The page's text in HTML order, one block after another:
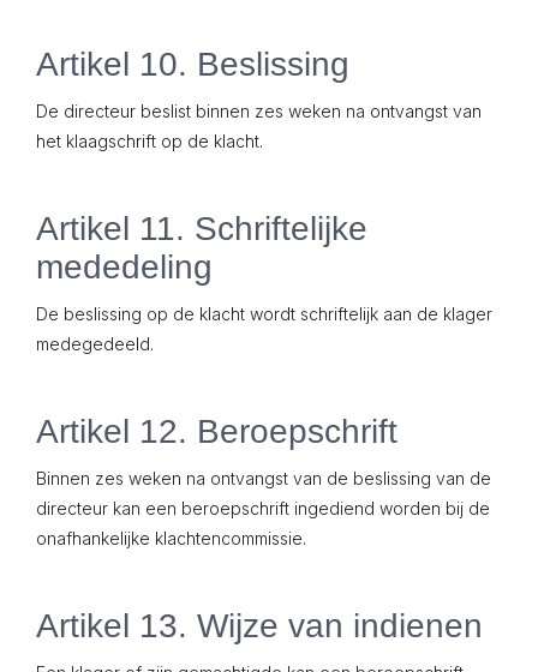
Artikel 10. Beslissing
De directeur beslist binnen zes weken na ontvangst van
het klaagschrift op de klacht.
Artikel 11. Schriftelijke
mededeling
De beslissing op de klacht wordt schriftelijk aan de klager
medegedeeld.
Artikel 12. Beroepschrift
Binnen zes weken na ontvangst van de beslissing van de
directeur kan een beroepschrift ingediend worden bij de
onafhankelijke klachtencommissie.
Artikel 13. Wijze van indienen